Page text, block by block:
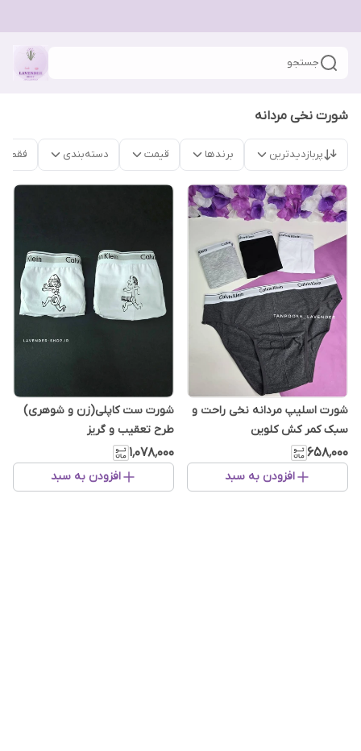
جستجو
شورت نخی مردانه
پربازدیدترین برندها قیمت دسته‌بندی فقط
شورت اسلیپ مردانه نخی راحت و
سبک کمر کش کلوین
۶۵۸٬۰۰۰
افزودن به سبد
شورت ست کاپلی(زن و شوهری)
طرح تعقیب و گریز
۱٬۰۷۸٬۰۰۰
افزودن به سبد